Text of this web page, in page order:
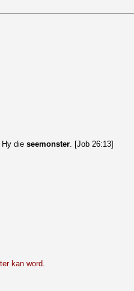
Hy dieseemonster. [Job 26:13]
kan word.